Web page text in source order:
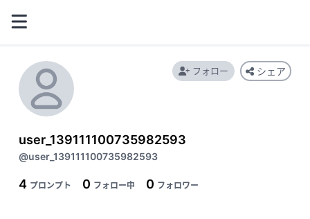
user_139111100735982593
@user_139111100735982593
4 プロンプト 0 フォロー中 0 フォロワー
フォロー シェア